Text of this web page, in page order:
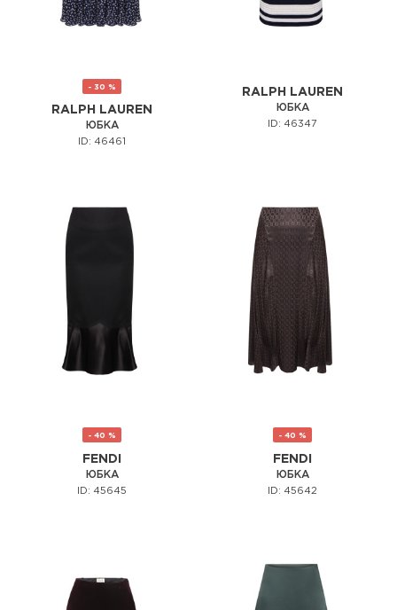
- 30 %
RALPH LAUREN
ЮБКА
ID: 46461
RALPH LAUREN
ЮБКА
ID: 46347
- 40 %
FENDI
ЮБКА
ID: 45645
- 40 %
FENDI
ЮБКА
ID: 45642